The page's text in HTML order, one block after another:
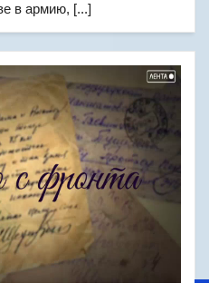
в армию, [...]